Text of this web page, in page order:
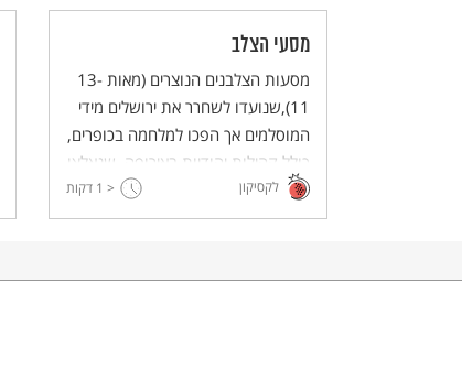
מסעי הצלב
מסעות הצלבנים הנוצרים (מאות 13-
11),שנועדו לשחרר את ירושלים מידי
המוסלמים אך הפכו למלחמה בכופרים,
כולל קהילות יהודיות באירופה, שנאלצו
להתנצר - או למות.
לקסיקון < 1 דקות